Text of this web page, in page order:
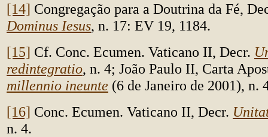
[14] Congregação para a Doutrina da Fé,
Dominus Iesus, n. 17: EV 19, 1184.
[15] Cf. Conc. Ecumen. Vaticano II, Decr.
redintegratio, n. 4; João Paulo II, Carta
millennio ineunte (6 de Janeiro de 2001), n.
[16] Conc. Ecumen. Vaticano II, Decr.
n. 4.